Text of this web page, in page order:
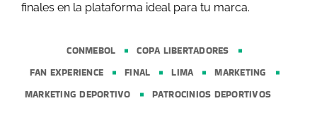
finales en la plataforma ideal para tu marca.
CONMEBOL
COPA LIBERTADORES
FAN EXPERIENCE
FINAL LIMA
MARKETING
MARKETING DEPORTIVO
PATROCINIOS DEPORTIVOS